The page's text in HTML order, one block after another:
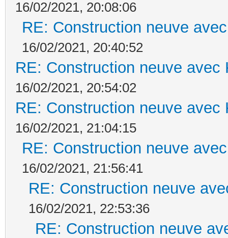
16/02/2021, 20:08:06
RE: Construction neuve
16/02/2021, 20:40:52
RE: Construction neuve avec
16/02/2021, 20:54:02
RE: Construction neuve avec
16/02/2021, 21:04:15
RE: Construction neuve
16/02/2021, 21:56:41
RE: Construction neuve
16/02/2021, 22:53:36
RE: Construction neuve